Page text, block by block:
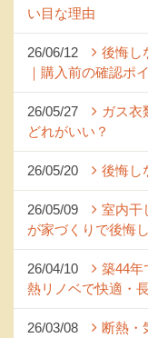
い目な理由
26/06/12
後悔し
｜購入前の確認ポ
26/05/27
ガス
どれがいい？
26/05/20 後悔し
26/05/09
室内干
が家づくりで後悔
26/04/10
築44年
熱リノベで快適・
26/03/08
断熱・